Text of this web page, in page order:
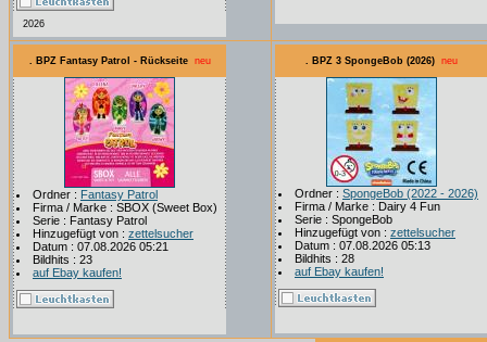
2026
. BPZ Fantasy Patrol - Rückseite neu
Ordner : Fantasy Patrol
Firma / Marke : SBOX (Sweet Box)
Serie : Fantasy Patrol
Hinzugefügt von : zettelsucher
Datum : 07.08.2026 05:21
Bildhits : 23
auf Ebay kaufen!
. BPZ 3 SpongeBob (2026) neu
Ordner : SpongeBob (2022 - 2026)
Firma / Marke : Dairy 4 Fun
Serie : SpongeBob
Hinzugefügt von : zettelsucher
Datum : 07.08.2026 05:13
Bildhits : 28
auf Ebay kaufen!